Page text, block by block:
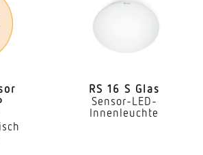
RS 16 S Glas
Sensor-LED-
Innenleuchte